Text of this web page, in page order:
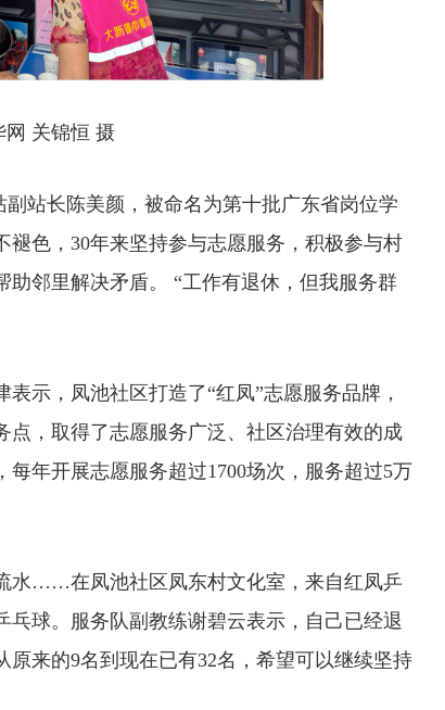
关锦恒 摄
站长陈美颜，被命名为第十批广东省岗位学
色，30年来坚持参与志愿服务，积极参与村
邻里解决矛盾。 “工作有退休，但我服务群
，凤池社区打造了“红凤”志愿服务品牌，
点，取得了志愿服务广泛、社区治理有效的成
年开展志愿服务超过1700场次，服务超过5万
……在凤池社区凤东村文化室，来自红凤乒
球。服务队副教练谢碧云表示，自己已经退
来的9名到现在已有32名，希望可以继续坚持